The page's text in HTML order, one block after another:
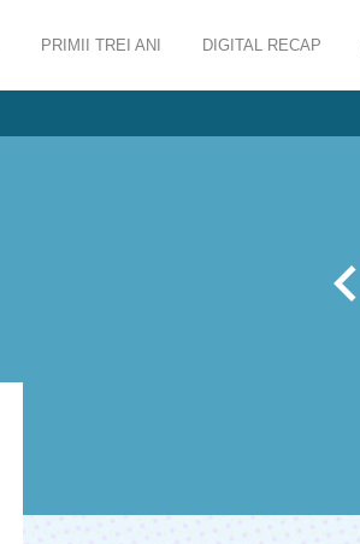
PRIMII TREI ANI DIGITAL RECAP